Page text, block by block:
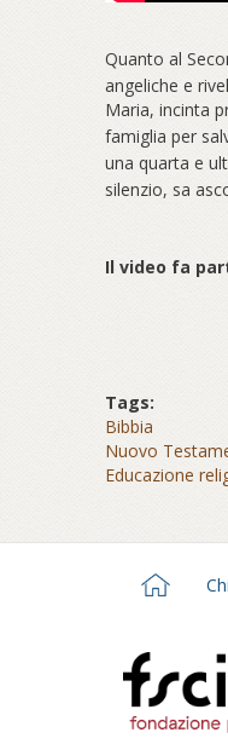
Quanto al
angeliche e
Maria, incinta
famiglia per
una quarta e
silenzio, sa
Il video fa
Tags:
Bibbia
Nuovo
Educazione